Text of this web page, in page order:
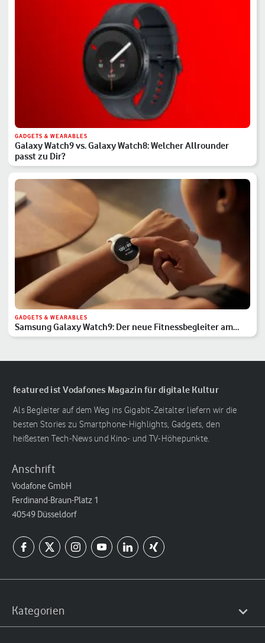
GADGETS & WEARABLES
Galaxy Watch9 vs. Galaxy Watch8: Welcher Allrounder
passt zu Dir?
GADGETS & WEARABLES
Samsung Galaxy Watch9: Der neue Fitnessbegleiter am
Handgelenk
featured ist Vodafones Magazin für digitale Kultur
Als Begleiter auf dem Weg ins Gigabit-Zeitalter liefern wir die
besten Stories zu Smartphone-Highlights, Gadgets, den
heißesten Tech-News und Kino- und TV-Höhepunkte.
Anschrift
Vodafone GmbH
Ferdinand-Braun-Platz 1
40549 Düsseldorf
Kategorien